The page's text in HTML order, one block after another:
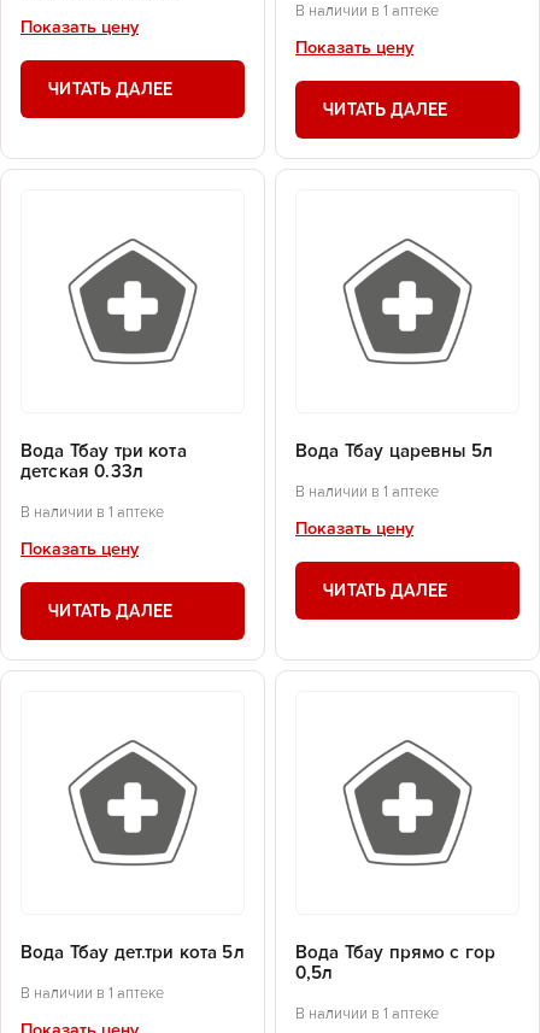
Показать цену
ЧИТАТЬ ДАЛЕЕ
В наличии в 1 аптеке
Показать цену
ЧИТАТЬ ДАЛЕЕ
Вода Тбау три кота
детская 0.33л
В наличии в 1 аптеке
Показать цену
ЧИТАТЬ ДАЛЕЕ
Вода Тбау царевны 5л
В наличии в 1 аптеке
Показать цену
ЧИТАТЬ ДАЛЕЕ
Вода Тбау дет.три кота 5л
В наличии в 1 аптеке
Вода Тбау прямо с гор
0,5л
В наличии в 1 аптеке